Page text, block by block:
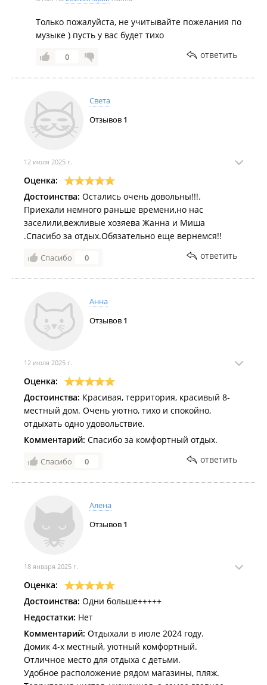
Только пожалуйста, не учитывайте пожелания по
музыке ) пусть у вас будет тихо
0 ответить
Света
Отзывов 1
12 июля 2025 г.
Оценка:
Достоинства: Остались очень довольны!!!.
Приехали немного раньше времени,но нас
заселили,вежливые хозяева Жанна и Миша
.Спасибо за отдых.Обязательно еще вернемся!!
Спасибо 0 ответить
Анна
Отзывов 1
12 июля 2025 г.
Оценка:
Достоинства: Красивая, территория, красивый 8-
местный дом. Очень уютно, тихо и спокойно,
отдыхать одно удовольствие.
Комментарий: Спасибо за комфортный отдых.
Спасибо 0 ответить
Алена
Отзывов 1
18 января 2025 г.
Оценка:
Достоинства: Одни больше+++++
Недостатки: Нет
Комментарий: Отдыхали в июле 2024 году.
Домик 4-х местный, уютный комфортный.
Отличное место для отдыха с детьми.
Удобное расположение рядом магазины, пляж.